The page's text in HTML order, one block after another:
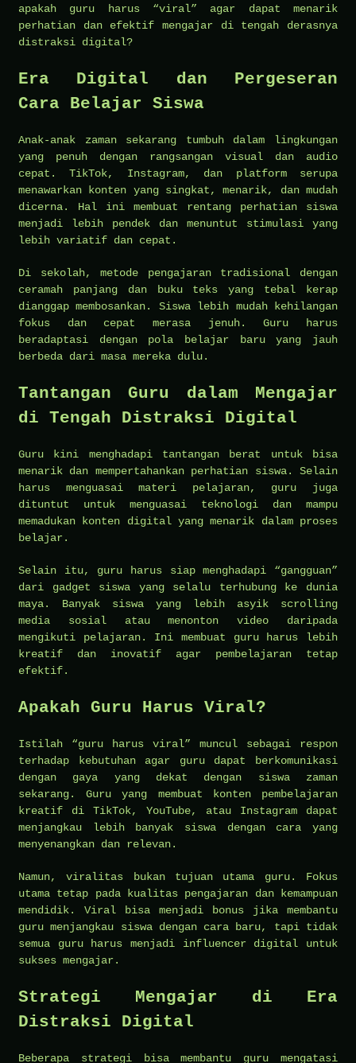
apakah guru harus “viral” agar dapat menarik
perhatian dan efektif mengajar di tengah derasnya
distraksi digital?
Era Digital dan Pergeseran
Cara Belajar Siswa
Anak-anak zaman sekarang tumbuh dalam lingkungan
yang penuh dengan rangsangan visual dan audio
cepat. TikTok, Instagram, dan platform serupa
menawarkan konten yang singkat, menarik, dan mudah
dicerna. Hal ini membuat rentang perhatian siswa
menjadi lebih pendek dan menuntut stimulasi yang
lebih variatif dan cepat.
Di sekolah, metode pengajaran tradisional dengan
ceramah panjang dan buku teks yang tebal kerap
dianggap membosankan. Siswa lebih mudah kehilangan
fokus dan cepat merasa jenuh. Guru harus
beradaptasi dengan pola belajar baru yang jauh
berbeda dari masa mereka dulu.
Tantangan Guru dalam Mengajar
di Tengah Distraksi Digital
Guru kini menghadapi tantangan berat untuk bisa
menarik dan mempertahankan perhatian siswa. Selain
harus menguasai materi pelajaran, guru juga
dituntut untuk menguasai teknologi dan mampu
memadukan konten digital yang menarik dalam proses
belajar.
Selain itu, guru harus siap menghadapi “gangguan”
dari gadget siswa yang selalu terhubung ke dunia
maya. Banyak siswa yang lebih asyik scrolling
media sosial atau menonton video daripada
mengikuti pelajaran. Ini membuat guru harus lebih
kreatif dan inovatif agar pembelajaran tetap
efektif.
Apakah Guru Harus Viral?
Istilah “guru harus viral” muncul sebagai respon
terhadap kebutuhan agar guru dapat berkomunikasi
dengan gaya yang dekat dengan siswa zaman
sekarang. Guru yang membuat konten pembelajaran
kreatif di TikTok, YouTube, atau Instagram dapat
menjangkau lebih banyak siswa dengan cara yang
menyenangkan dan relevan.
Namun, viralitas bukan tujuan utama guru. Fokus
utama tetap pada kualitas pengajaran dan kemampuan
mendidik. Viral bisa menjadi bonus jika membantu
guru menjangkau siswa dengan cara baru, tapi tidak
semua guru harus menjadi influencer digital untuk
sukses mengajar.
Strategi Mengajar di Era
Distraksi Digital
Beberapa strategi bisa membantu guru mengatasi